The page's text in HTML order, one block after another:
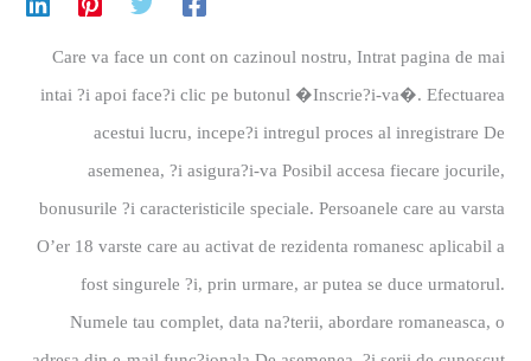
Care va face un cont on cazinoul nostru, Intrat pagina de mai
intai ?i apoi face?i clic pe butonul �Inscrie?i-va�. Efectuarea
acestui lucru, incepe?i intregul proces al inregistrare De
asemenea, ?i asigura?i-va Posibil accesa fiecare jocurile,
bonusurile ?i caracteristicile speciale. Persoanele care au varsta
O’er 18 varste care au activat de rezidenta romanesc aplicabil a
fost singurele ?i, prin urmare, ar putea se duce urmatorul.
Numele tau complet, data na?terii, abordare romaneasca, o